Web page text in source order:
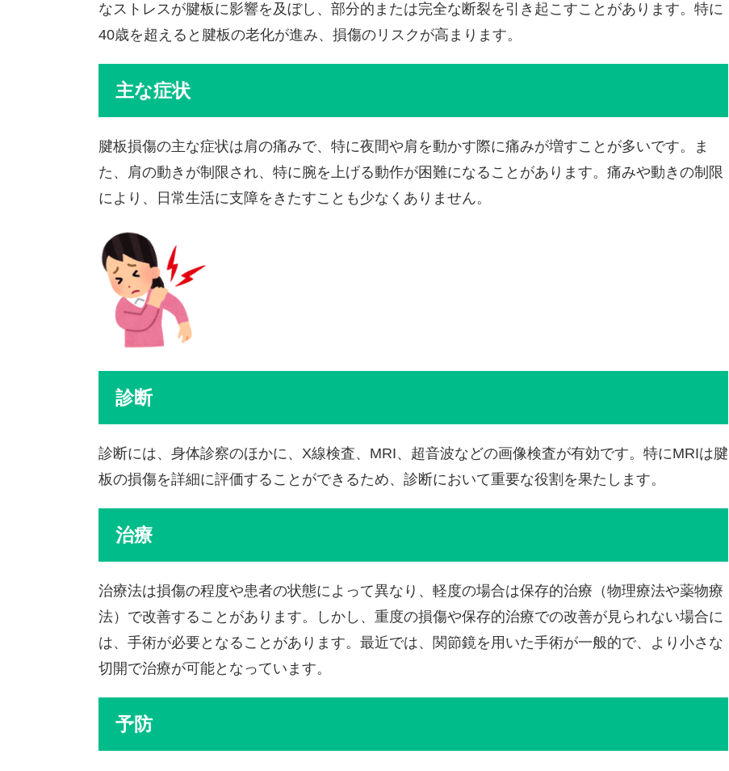
なストレスが腱板に影響を及ぼし、部分的または完全な断裂を引き起こすことがあります。特に
40歳を超えると腱板の老化が進み、損傷のリスクが高まります。
主な症状
腱板損傷の主な症状は肩の痛みで、特に夜間や肩を動かす際に痛みが増すことが多いです。ま
た、肩の動きが制限され、特に腕を上げる動作が困難になることがあります。痛みや動きの制限
により、日常生活に支障をきたすことも少なくありません。
診断
診断には、身体診察のほかに、X線検査、MRI、超音波などの画像検査が有効です。特にMRIは腱
板の損傷を詳細に評価することができるため、診断において重要な役割を果たします。
治療
治療法は損傷の程度や患者の状態によって異なり、軽度の場合は保存的治療（物理療法や薬物療
法）で改善することがあります。しかし、重度の損傷や保存的治療での改善が見られない場合に
は、手術が必要となることがあります。最近では、関節鏡を用いた手術が一般的で、より小さな
切開で治療が可能となっています。
予防